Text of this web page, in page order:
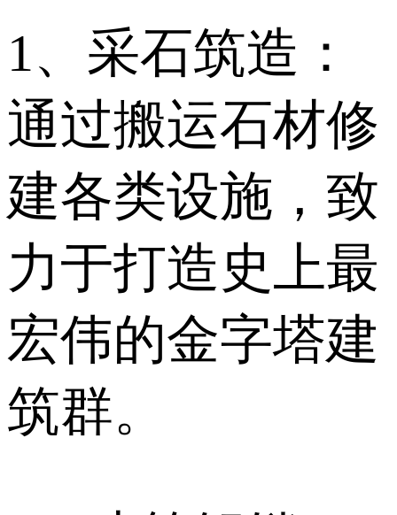
1、采石筑造：
通过搬运石材修
建各类设施，致
力于打造史上最
宏伟的金字塔建
筑群。